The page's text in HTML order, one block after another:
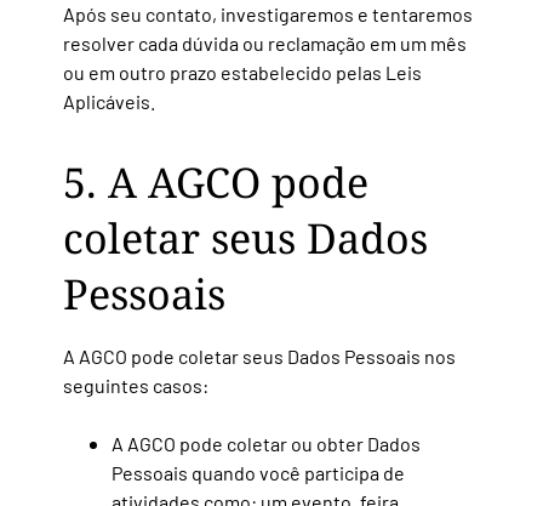
Após seu contato, investigaremos e tentaremos
resolver cada dúvida ou reclamação em um mês
ou em outro prazo estabelecido pelas Leis
Aplicáveis.
5. A AGCO pode
coletar seus Dados
Pessoais
A AGCO pode coletar seus Dados Pessoais nos
seguintes casos:
A AGCO pode coletar ou obter Dados
Pessoais quando você participa de
atividades como: um evento, feira,